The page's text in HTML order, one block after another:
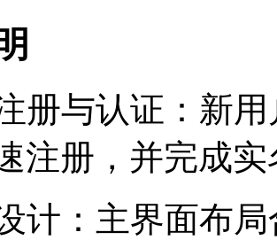
册与认证：新
注册，并完成
计：主界面布